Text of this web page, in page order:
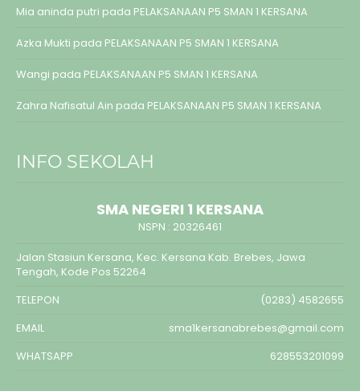
Mia aninda putri pada PELAKSANAAN P5 SMAN 1 KERSANA
Azka Mukti pada PELAKSANAAN P5 SMAN 1 KERSANA
Wangi pada PELAKSANAAN P5 SMAN 1 KERSANA
Zahra Nafisatul Ain pada PELAKSANAAN P5 SMAN 1 KERSANA
INFO SEKOLAH
SMA NEGERI 1 KERSANA
NSPN : 20326461
Jalan Stasiun Kersana, Kec. Kersana Kab. Brebes, Jawa
Tengah, Kode Pos 52264
TELEPON
(0283) 4582655
EMAIL
sma1kersanabrebes@gmail.com
WHATSAPP
628553201099